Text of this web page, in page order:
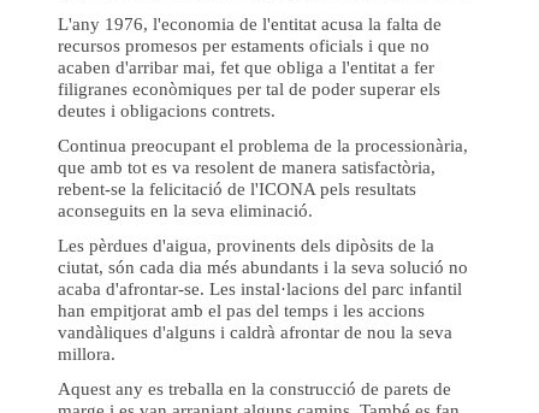
L'any 1976, l'economia de l'entitat acusa la falta de
recursos promesos per estaments oficials i que no
acaben d'arribar mai, fet que obliga a l'entitat a fer
filigranes econòmiques per tal de poder superar els
deutes i obligacions contrets.
Continua preocupant el problema de la processionària,
que amb tot es va resolent de manera satisfactòria,
rebent-se la felicitació de l'ICONA pels resultats
aconseguits en la seva eliminació.
Les pèrdues d'aigua, provinents dels dipòsits de la
ciutat, són cada dia més abundants i la seva solució no
acaba d'afrontar-se. Les instal·lacions del parc infantil
han empitjorat amb el pas del temps i les accions
vandàliques d'alguns i caldrà afrontar de nou la seva
millora.
Aquest any es treballa en la construcció de parets de